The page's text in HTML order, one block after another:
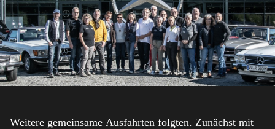
Weitere gemeinsame Ausfahrten folgten. Zunächst mit